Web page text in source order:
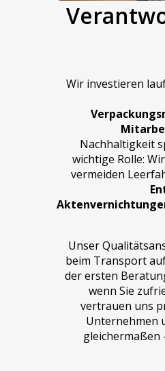
Wir investieren
Nachhaltigkeit
wichtige Rolle:
vermeiden
Unser
beim Transport
der ersten
wenn Sie
vertrauen uns
Unternehmen
gleichermaßen